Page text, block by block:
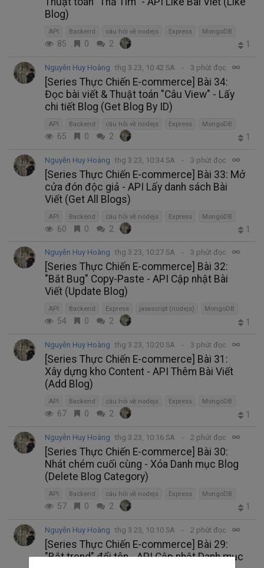
Blog)
API Backend câu hỏi về nodejs Express MongoDB
85 0 2 1
Nguyễn Huy Hoàng thg 3 23, 10:42 SA 3 phút đọc
[Series Thực Chiến E-commerce] Bài 34:
Đọc bài viết & Thuật toán "Câu View" - Lấy
chi tiết Blog (Get Blog By ID)
API Backend câu hỏi về nodejs Express MongoDB
65 0 2 1
Nguyễn Huy Hoàng thg 3 23, 10:34 SA 3 phút đọc
[Series Thực Chiến E-commerce] Bài 33: Mở
cửa đón độc giả - API Lấy danh sách Bài
Viết (Get All Blogs)
API Backend câu hỏi về nodejs Express MongoDB
60 0 2 1
Nguyễn Huy Hoàng thg 3 23, 10:27 SA 3 phút đọc
[Series Thực Chiến E-commerce] Bài 32:
"Bắt Bug" Copy-Paste - API Cập nhật Bài
Viết (Update Blog)
API Backend Express javascript (nodejs) MongoDB
54 0 2 1
Nguyễn Huy Hoàng thg 3 23, 10:20 SA 3 phút đọc
[Series Thực Chiến E-commerce] Bài 31:
Xây dựng kho Content - API Thêm Bài Viết
(Add Blog)
API Backend câu hỏi về nodejs Express MongoDB
67 0 2 1
Nguyễn Huy Hoàng thg 3 23, 10:16 SA 2 phút đọc
[Series Thực Chiến E-commerce] Bài 30:
Nhát chém cuối cùng - Xóa Danh mục Blog
(Delete Blog Category)
API Backend câu hỏi về nodejs Express MongoDB
57 0 2 1
Nguyễn Huy Hoàng thg 3 23, 10:10 SA 2 phút đọc
[Series Thực Chiến E-commerce] Bài 29:
"Bắt trend" đổi tên - API Cập nhật Danh mục